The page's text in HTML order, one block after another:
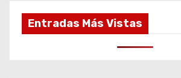
Entradas Más Vistas